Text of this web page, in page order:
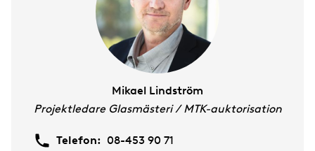
Mikael Lindström
Projektledare Glasmästeri / MTK-auktorisation
Telefon: 08-453 90 71